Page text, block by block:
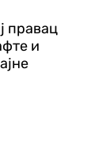
правац
и